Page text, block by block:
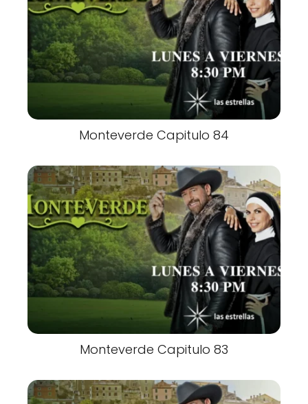
Monteverde Capitulo 84
Monteverde Capitulo 83